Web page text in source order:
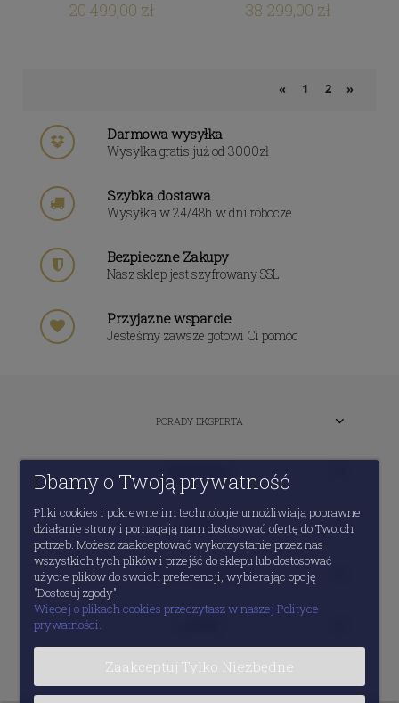
20 499,00 zł 38 299,00 zł
« 1 2 »
Darmowa wysyłka
Wysyłka gratis już od 3000zł
Szybka dostawa
Wysyłka w 24/48h w dni robocze
Bezpieczne Zakupy
Nasz sklep jest szyfrowany SSL
Przyjazne wsparcie
Jesteśmy zawsze gotowi Ci pomóc
PORADY EKSPERTA
POMOC
INFORMACJE PRAWNE
Dbamy o Twoją prywatność
Pliki cookies i pokrewne im technologie umożliwiają poprawne
działanie strony i pomagają nam dostosować ofertę do Twoich
potrzeb. Możesz zaakceptować wykorzystanie przez nas
wszystkich tych plików i przejść do sklepu lub dostosować
użycie plików do swoich preferencji, wybierając opcję
"Dostosuj zgody".
Więcej o plikach cookies przeczytasz w naszej Polityce
prywatności.
Zaakceptuj Tylko Niezbędne